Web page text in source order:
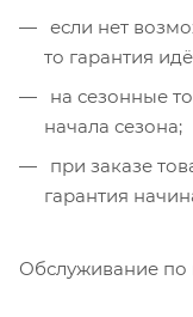
если нет
то гарантия
на сезонные
начала сезона;
при заказе
гарантия
Обслуживание по